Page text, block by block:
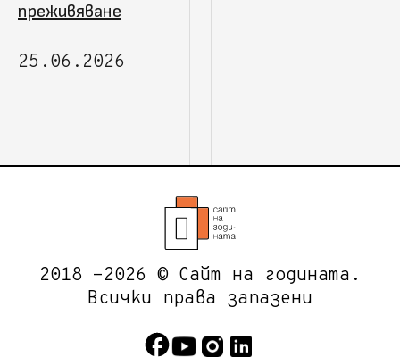
преживяване
25.06.2026
2018 -2026 © Сайт на годината.
Всички права запазени